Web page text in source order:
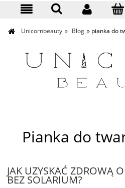
Unicornbeauty » Blog » pianka do
Pianka do
JAK UZYSKAĆ ZDROWĄ
BEZ SOLARIUM?